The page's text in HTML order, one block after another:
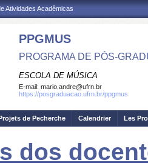
Atividades Acadêmicas
PPGMUS
PROGRAMA DE PÓS-
ESCOLA DE MÚSICA
E-mail: mario.andre@ufrn.br
https://posgraduacao.ufrn.br/ppgmus
de Pecherche Calendrier Les
dos